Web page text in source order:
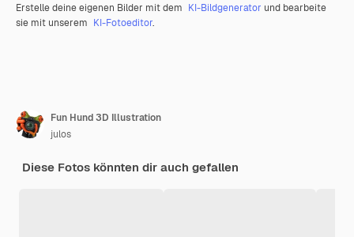
Erstelle deine eigenen Bilder mit dem KI-Bildgenerator und bearbeite
sie mit unserem KI-Fotoeditor.
Fun Hund 3D Illustration
julos
Diese Fotos könnten dir auch gefallen